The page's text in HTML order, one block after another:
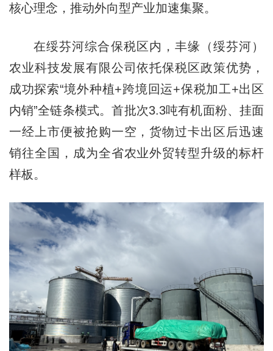
核心理念，推动外向型产业加速集聚。
在绥芬河综合保税区内，丰缘（绥芬河）
农业科技发展有限公司依托保税区政策优势，
成功探索“境外种植+跨境回运+保税加工+出区
内销”全链条模式。首批次3.3吨有机面粉、挂面
一经上市便被抢购一空，货物过卡出区后迅速
销往全国，成为全省农业外贸转型升级的标杆
样板。